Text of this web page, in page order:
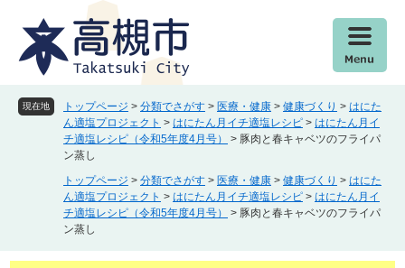
現在地 トップページ > 分類でさがす > 医療・健康 > 健康づくり > はにた
ん適塩プロジェクト > はにたん月イチ適塩レシピ > はにたん月イ
チ適塩レシピ（令和5年度4月号）
> 豚肉と春キャベツのフライパ
ン蒸し
トップページ > 分類でさがす > 医療・健康 > 健康づくり > はにた
ん適塩プロジェクト > はにたん月イチ適塩レシピ > はにたん月イ
チ適塩レシピ（令和5年度4月号）
> 豚肉と春キャベツのフライパ
ン蒸し